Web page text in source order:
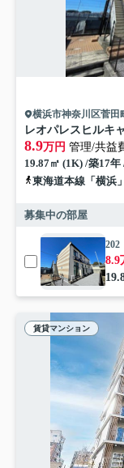
横浜市神奈川区菅田
レオパレスヒルキ
8.9万円 管理/共益
19.87㎡ (1K) /築17年
東海道本線「横浜
募集中の部屋
202
8.9
賃貸マンション